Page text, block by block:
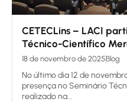
CETECLins – LACI
Técnico-Científico
18 de novembro de 2025Blog
No último dia 12 de
presença no Seminário
realizado na...